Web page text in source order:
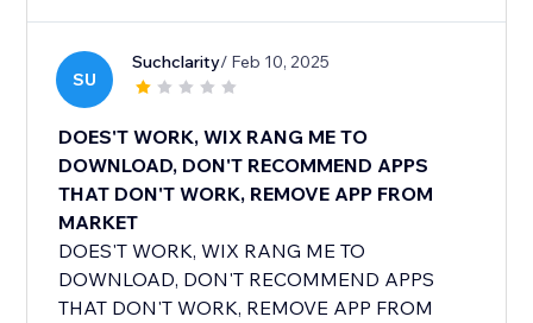
SU
Suchclarity/ Feb 10, 2025
DOES'T WORK, WIX RANG ME TO
DOWNLOAD, DON'T RECOMMEND APPS
THAT DON'T WORK, REMOVE APP FROM
MARKET
DOES'T WORK, WIX RANG ME TO
DOWNLOAD, DON'T RECOMMEND APPS
THAT DON'T WORK, REMOVE APP FROM